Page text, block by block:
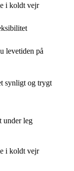
i koldt vejr
levetiden på
synligt og trygt
under leg
i koldt vejr